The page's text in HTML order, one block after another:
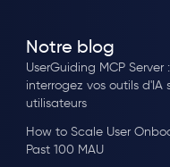
Notre blog
UserGuiding MCP Server :
interrogez vos outils d'IA
utilisateurs
How to Scale User
Past 100 MAU